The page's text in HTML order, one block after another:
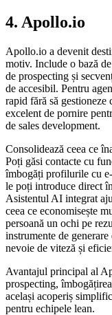
4. Apollo.io
Apollo.io a devenit
motiv. Include o bază
de prospecting și
de accesibil. Pentru
rapid fără să
excelent de pornire
de sales development.
Consolidează ceea ce
Poți găsi contacte cu
îmbogăți profilurile cu
le poți introduce direct
Asistentul AI integrat
ceea ce economisește
persoană un ochi pe
instrumente de
nevoie de viteză și
Avantajul principal al
prospecting,
același acoperiș
pentru echipele lean.